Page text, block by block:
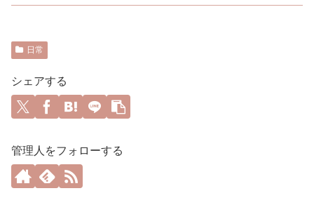
日常
シェアする
管理人をフォローする